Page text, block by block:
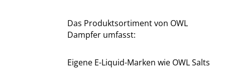
Das Produktsortiment von OWL
Dampfer umfasst:
Eigene E-Liquid-Marken wie OWL Salts